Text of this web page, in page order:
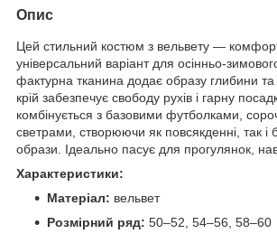
Опис
Цей стильний костюм з вельвету —
універсальний варіант для осінньо-
фактурна тканина додає образу глибини та
крій забезпечує свободу рухів і гарну
комбінується з базовими футболками,
светрами, створюючи як повсякденні, так і
образи. Ідеально пасує для прогулянок,
Характеристики:
Матеріал: вельвет
Розмірний ряд: 50–52, 54–56, 58–60